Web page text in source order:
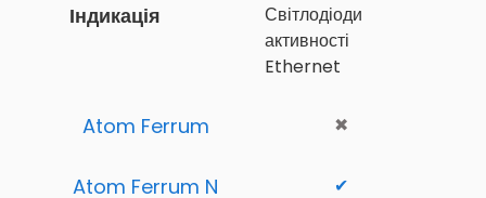
Індикація
Світлодіоди
активності
Ethernet
Atom Ferrum ✖
Atom Ferrum N ✔